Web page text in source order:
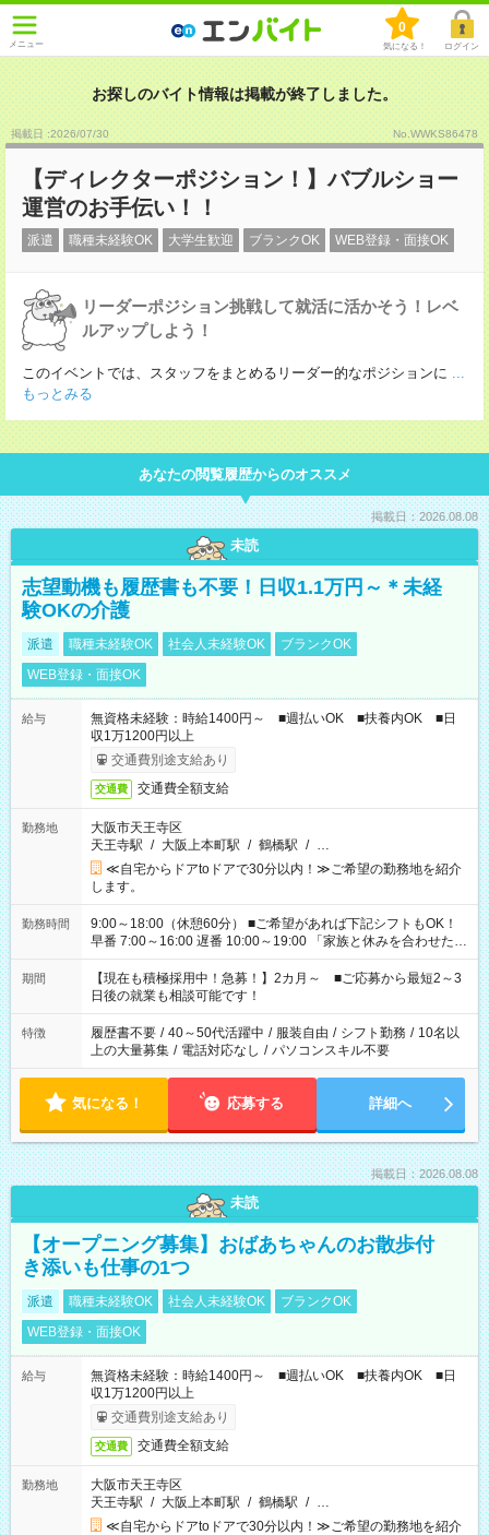
メニュー
0
気になる！ ログイン
お探しのバイト情報は掲載が終了しました。
掲載日 :2026/07/30 No.WWKS86478
【ディレクターポジション！】バブルショー
運営のお手伝い！！
派遣 職種未経験OK 大学生歓迎 ブランクOK WEB登録・面接OK
リーダーポジション挑戦して就活に活かそう！レベ
ルアップしよう！
このイベントでは、スタッフをまとめるリーダー的なポジションに ...
もっとみる
あなたの閲覧履歴からのオススメ
掲載日：2026.08.08
未読
志望動機も履歴書も不要！日収1.1万円～＊未経
験OKの介護
派遣 職種未経験OK 社会人未経験OK
ブランクOK
WEB登録・面接OK
給与
無資格未経験：時給1400円～ ■週払いOK ■扶養内OK ■日
収1万1200円以上
交通費別途支給あり
交通費 交通費全額支給
勤務地
大阪市天王寺区
天王寺駅 / 大阪上本町駅 / 鶴橋駅 / …
≪自宅からドアtoドアで30分以内！≫ご希望の勤務地を紹介
します。
勤務時間
9:00～18:00（休憩60分） ■ご希望があれば下記シフトもOK！
早番 7:00～16:00 遅番 10:00～19:00 「家族と休みを合わせた
い」 「余裕を持って夕飯の準備がしたい」 「できれば残業はし
たくない」 など、ご希望を教えてくださいね。 ※Wワーク希望
の方へ 今ご覧のお仕事で希望する勤務時間と、もう1つのお仕事
の勤務時間。 合計で週40時間を超える場合は応募できません。
期間
【現在も積極採用中！急募！】2カ月～ ■ご応募から最短2～3
日後の就業も相談可能です！
特徴 履歴書不要 / 40～50代活躍中 / 服装自由 / シフト勤務 / 10名以
上の大量募集 / 電話対応なし / パソコンスキル不要
気になる！ 応募する 詳細へ
掲載日：2026.08.08
未読
【オープニング募集】おばあちゃんのお散歩付
き添いも仕事の1つ
派遣 職種未経験OK 社会人未経験OK
ブランクOK
WEB登録・面接OK
給与
無資格未経験：時給1400円～ ■週払いOK ■扶養内OK ■日
収1万1200円以上
交通費別途支給あり
交通費 交通費全額支給
勤務地
大阪市天王寺区
天王寺駅 / 大阪上本町駅 / 鶴橋駅 / …
≪自宅からドアtoドアで30分以内！≫ご希望の勤務地を紹介